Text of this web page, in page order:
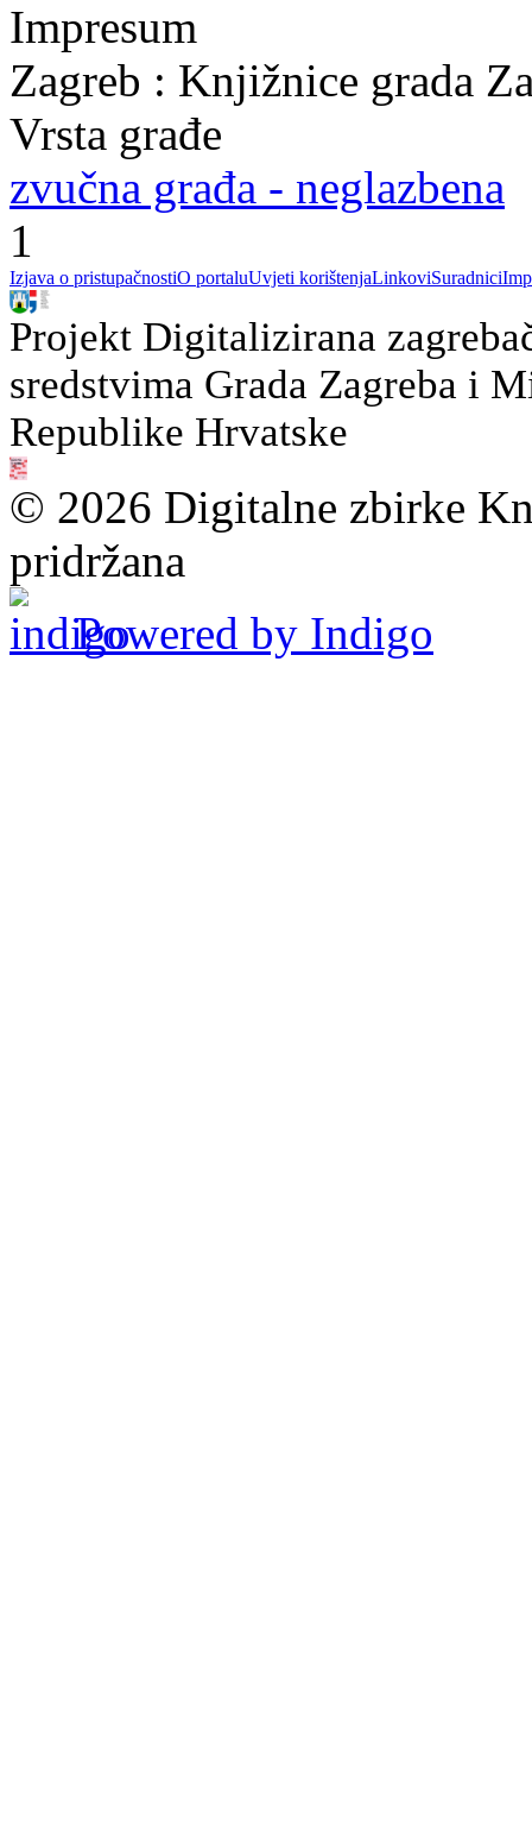
Impresum
Zagreb : Knjižnice grada
Vrsta građe
zvučna građa - neglazbena
1
Izjava o pristupačnostiO portaluUvjeti korištenjaLinkoviSuradnici
Projekt Digitalizirana
sredstvima Grada Zagreba i
Republike Hrvatske
© 2026 Digitalne zbirke
pridržana
Powered by Indigo